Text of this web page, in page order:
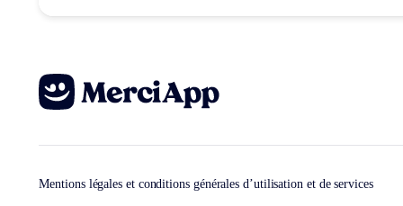
Mentions légales et conditions générales d’utilisation et de services